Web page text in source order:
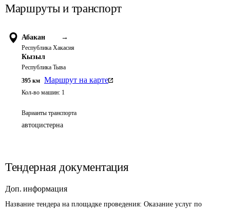
Маршруты и транспорт
Абакан →
Республика Хакасия
Кызыл
Республика Тыва
395 км Маршрут на карте
Кол-во машин: 1
Варианты транспорта
автоцистерна
Тендерная документация
Доп. информация
Название тендера на площадке проведения: Оказание услуг по